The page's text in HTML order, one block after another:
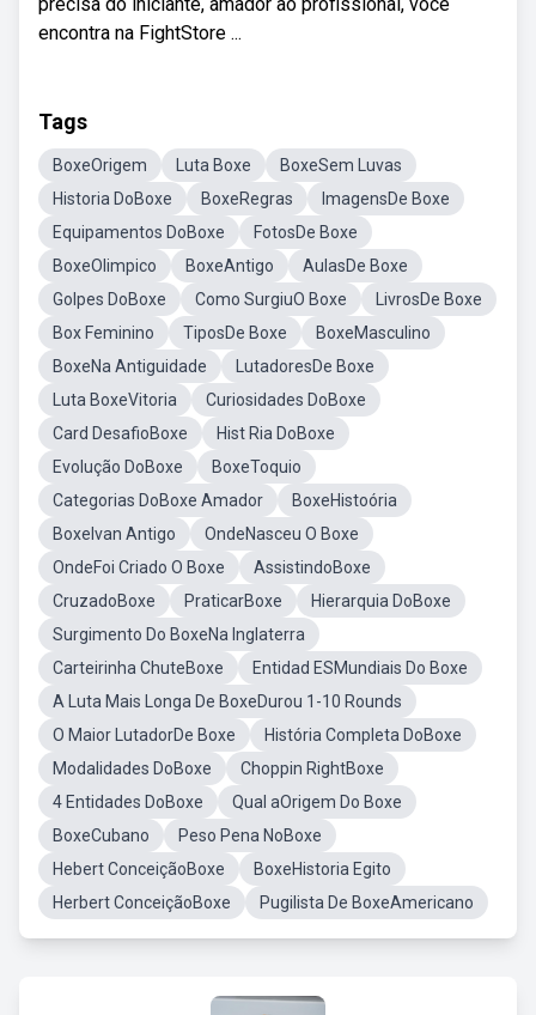
encontra na FightStore ...
Tags
BoxeOrigem Luta Boxe
BoxeSem Luvas
Historia DoBoxe
BoxeRegras
ImagensDe Boxe
Equipamentos DoBoxe
FotosDe Boxe
BoxeOlimpico
BoxeAntigo
AulasDe Boxe
Golpes DoBoxe
Como SurgiuO Boxe
LivrosDe Boxe
Box Feminino
TiposDe Boxe
BoxeMasculino
BoxeNa Antiguidade
LutadoresDe Boxe
Luta BoxeVitoria
Curiosidades DoBoxe
Card DesafioBoxe
Hist Ria DoBoxe
Evolução DoBoxe
BoxeToquio
Categorias DoBoxe Amador
BoxeHistoória
BoxeIvan Antigo
OndeNasceu O Boxe
OndeFoi Criado O Boxe
AssistindoBoxe
CruzadoBoxe
PraticarBoxe
Hierarquia DoBoxe
Surgimento Do BoxeNa Inglaterra
Carteirinha ChuteBoxe
Entidad ESMundiais Do Boxe
A Luta Mais Longa De BoxeDurou 1-10 Rounds
O Maior LutadorDe Boxe
História Completa DoBoxe
Modalidades DoBoxe
Choppin RightBoxe
4 Entidades DoBoxe
Qual aOrigem Do Boxe
BoxeCubano
Peso Pena NoBoxe
Hebert ConceiçãoBoxe
BoxeHistoria Egito
Herbert ConceiçãoBoxe
Pugilista De BoxeAmericano